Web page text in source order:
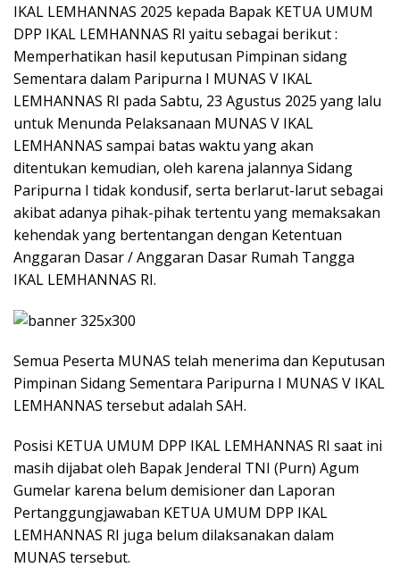
IKAL LEMHANNAS 2025 kepada Bapak KETUA UMUM
DPP IKAL LEMHANNAS RI yaitu sebagai berikut :
Memperhatikan hasil keputusan Pimpinan sidang
Sementara dalam Paripurna I MUNAS V IKAL
LEMHANNAS RI pada Sabtu, 23 Agustus 2025 yang lalu
untuk Menunda Pelaksanaan MUNAS V IKAL
LEMHANNAS sampai batas waktu yang akan
ditentukan kemudian, oleh karena jalannya Sidang
Paripurna I tidak kondusif, serta berlarut-larut sebagai
akibat adanya pihak-pihak tertentu yang memaksakan
kehendak yang bertentangan dengan Ketentuan
Anggaran Dasar / Anggaran Dasar Rumah Tangga
IKAL LEMHANNAS RI.
Semua Peserta MUNAS telah menerima dan Keputusan
Pimpinan Sidang Sementara Paripurna I MUNAS V IKAL
LEMHANNAS tersebut adalah SAH.
Posisi KETUA UMUM DPP IKAL LEMHANNAS RI saat ini
masih dijabat oleh Bapak Jenderal TNI (Purn) Agum
Gumelar karena belum demisioner dan Laporan
Pertanggungjawaban KETUA UMUM DPP IKAL
LEMHANNAS RI juga belum dilaksanakan dalam
MUNAS tersebut.